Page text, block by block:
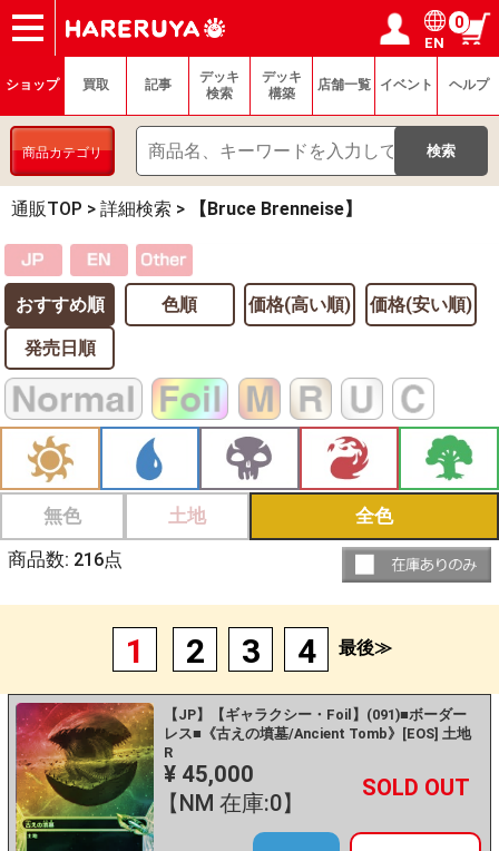
ショップ
買取
記事
デッキ検索
デッキ構築
選手一覧
店舗一覧
イベント
ヘルプ
お問い合わせ ログイン／会員登録
マイページ
EN
0
ショップ 買取 記事
デッキ
検索
デッキ
構築
店舗一覧 イベント ヘルプ
商品カテゴリ
通販TOP > 詳細検索 > 【Bruce Brenneise】
おすすめ順 色順 価格(高い順) 価格(安い順)
発売日順
無色 土地 全色
商品数: 216点
1 2 3 4 最後≫
【JP】【ギャラクシー・Foil】(091)■ボーダー
レス■《古えの墳墓/Ancient Tomb》[EOS] 土地
R
¥ 45,000
【NM 在庫:0】
－ +